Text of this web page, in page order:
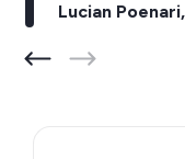
Lucian Poenari,